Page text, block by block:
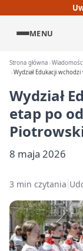
MENU
Strona główna
Wydział Edukacji
Wydział
etap po
8 maja 2026
3 min czytania